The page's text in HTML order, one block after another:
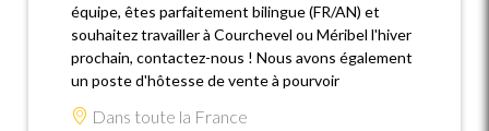
équipe, êtes parfaitement bilingue (FR/AN) et
souhaitez travailler à Courchevel ou Méribel l'hiver
prochain, contactez-nous ! Nous avons également
un poste d'hôtesse de vente à pourvoir
Dans toute la France